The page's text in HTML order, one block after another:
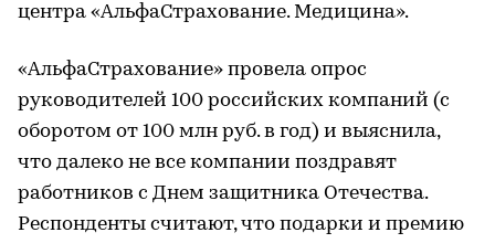
центра «АльфаСтрахование. Медицина».
«АльфаСтрахование» провела опрос
руководителей 100 российских компаний (с
оборотом от 100 млн руб. в год) и выяснила,
что далеко не все компании поздравят
работников с Днем защитника Отечества.
Респонденты считают, что подарки и премию